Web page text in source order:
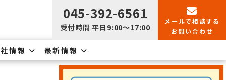
045-392-6561
受付時間 平日9:00〜17:00
メールで相談する
お問い合わせ
情報 最新情報